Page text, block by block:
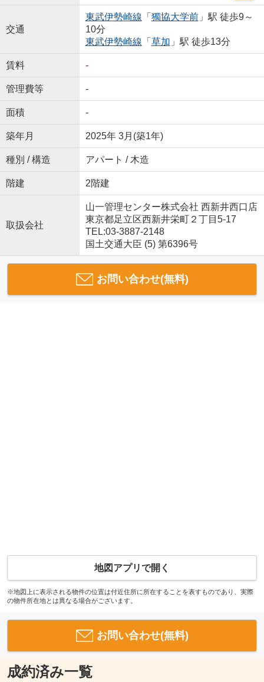
交通
東武伊勢崎線 「 獨協大学前」駅 徒歩9～
10分
東武伊勢崎線 「 草加 」駅 徒歩13分
賃料 -
管理費等 -
面積 -
築年月 2025年 3月(築1年)
種別 / 構造 アパート / 木造
階建 2階建
取扱会社
山一管理センター株式会社 西新井西口店
東京都足立区西新井栄町２丁目5-17
TEL:03-3887-2148
国土交通大臣 (5) 第6396号
お問い合わせ(無料)
地図アプリで開く
※地図上に表示される物件の位置は付近住所に所在することを表すものであり、実際
の物件所在地とは異なる場合がございます。
お問い合わせ(無料)
成約済み一覧